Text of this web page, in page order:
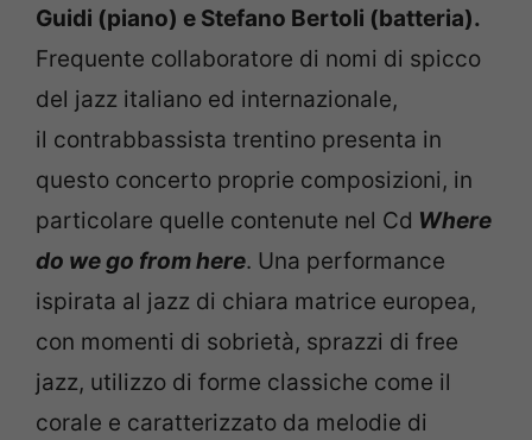
Guidi (piano) e Stefano Bertoli (batteria).
Frequente collaboratore di nomi di spicco
del jazz italiano ed internazionale,
il contrabbassista trentino presenta in
questo concerto proprie composizioni, in
particolare quelle contenute nel Cd Where
do we go from here. Una performance
ispirata al jazz di chiara matrice europea,
con momenti di sobrietà, sprazzi di free
jazz, utilizzo di forme classiche come il
corale e caratterizzato da melodie di